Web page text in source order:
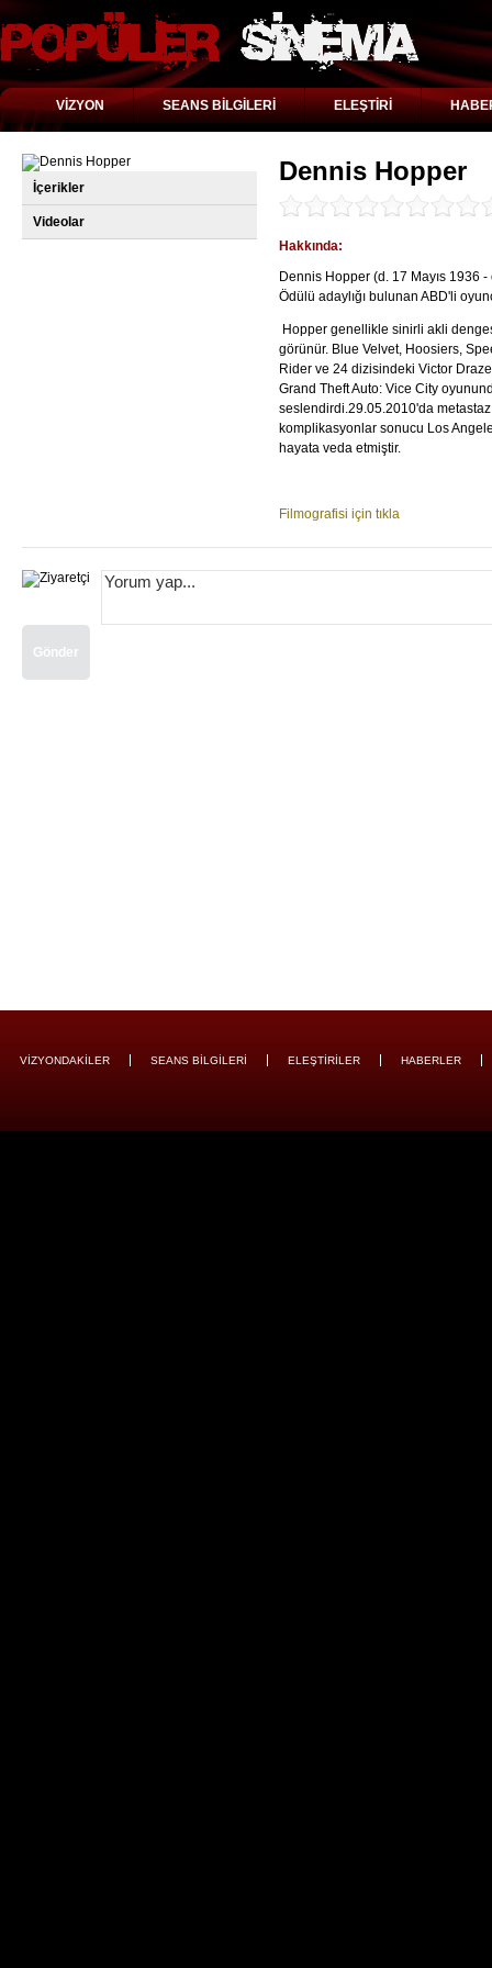
VİZYON SEANS BİLGİLERİ ELEŞTİRİ
Dennis Hopper
Hakkında:
Dennis Hopper (d. 17 Mayıs 1936
Ödülü adaylığı bulunan ABD'li
Hopper genellikle sinirli akli
görünür. Blue Velvet, Hoosiers,
Rider ve 24 dizisindeki Victor
Grand Theft Auto: Vice City
seslendirdi.29.05.2010'da
komplikasyonlar sonucu Los
hayata veda etmiştir.
Filmografisi için tıkla
İçerikler
Videolar
Gönder
VİZYONDAKİLER SEANS BİLGİLERİ ELEŞTİRİLER HABERLER